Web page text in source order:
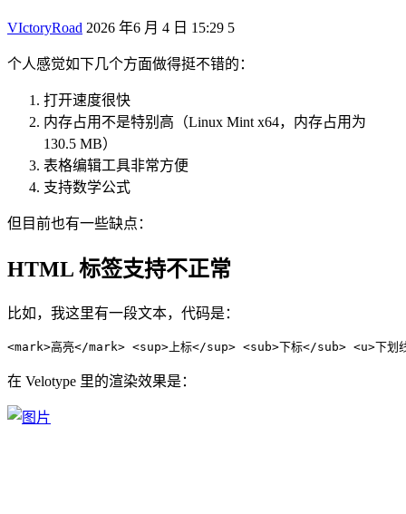
VIctoryRoad 2026 年6 月 4 日 15:29 5
个人感觉如下几个方面做得挺不错的：
打开速度很快
内存占用不是特别高（Linux Mint x64，内存占用为
130.5 MB）
表格编辑工具非常方便
支持数学公式
但目前也有一些缺点：
HTML 标签支持不正常
比如，我这里有一段文本，代码是：
在 Velotype 里的渲染效果是：